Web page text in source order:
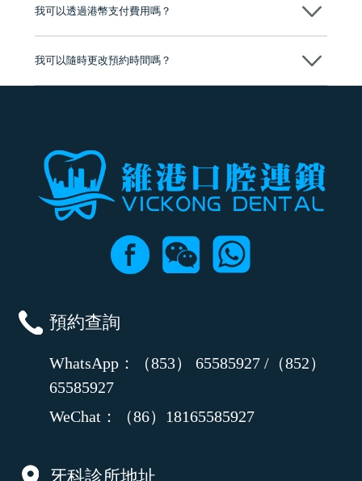
我可以透過港幣支付費用嗎？
我可以隨時更改預約時間嗎？
預約查詢
WhatsApp：（853） 65585927 /（852）
65585927
WeChat：（86）18165585927
牙科診所地址